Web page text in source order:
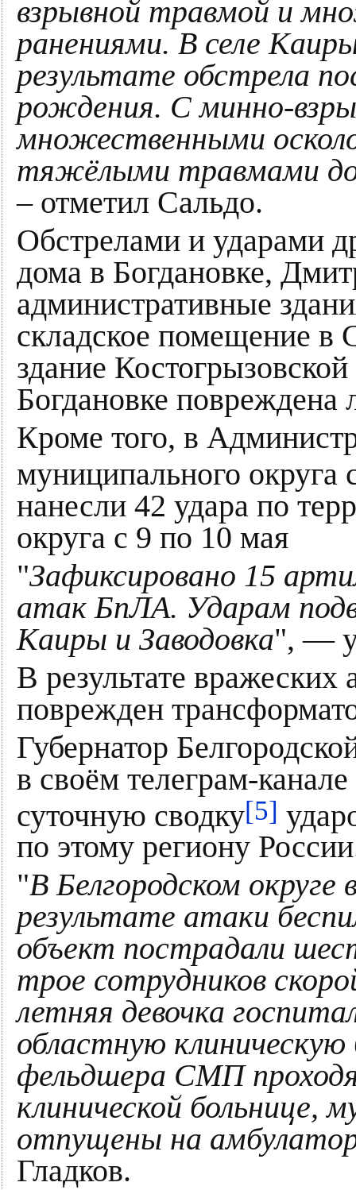
взрывной травмой и
ранениями. В селе
результате обстрела
рождения. С минно-
множественными
тяжёлыми травмами
– отметил Сальдо.
Обстрелами и ударами
дома в Богдановке,
административные
складское помещение в
здание
Богдановке повреждена
Кроме того, в
муниципального округа
нанесли 42 удара по
округа с 9 по 10 мая
"Зафиксировано 15
атак БпЛА. Ударам
Каиры и Заводовка", —
В результате вражеских
поврежден
Губернатор
в своём телеграм-
суточную сводку[5]
по этому региону
"В Белгородском округе
результате атаки
объект пострадали
трое сотрудников
летняя девочка
областную клиническую
фельдшера СМП
клинической
отпущены на
Гладков.